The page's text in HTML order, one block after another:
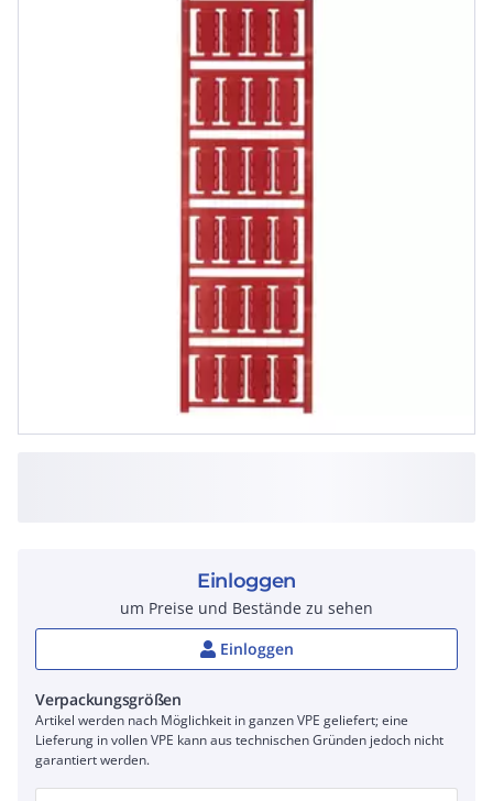
Einloggen
um Preise und Bestände zu sehen
Einloggen
Verpackungsgrößen
Artikel werden nach Möglichkeit in ganzen VPE geliefert; eine
Lieferung in vollen VPE kann aus technischen Gründen jedoch nicht
garantiert werden.